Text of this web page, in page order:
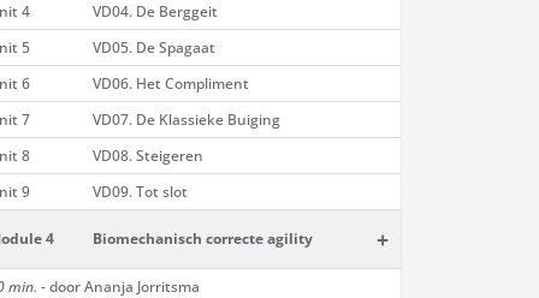
4
VD04. De Berggeit
5
VD05. De Spagaat
6
VD06. Het Compliment
7
VD07. De Klassieke Buiging
8
VD08. Steigeren
9
VD09. Tot slot
4 Biomechanisch correcte agility +
min. - door Ananja Jorritsma